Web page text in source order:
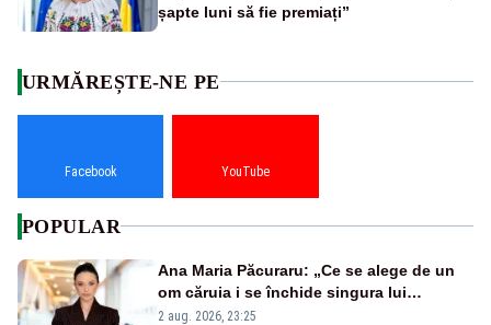
șapte luni să fie premiați”
URMĂREȘTE-NE PE
Facebook YouTube
POPULAR
Ana Maria Păcuraru: „Ce se alege de un
om căruia i se închide singura lui
portiță?”
2 aug. 2026, 23:25